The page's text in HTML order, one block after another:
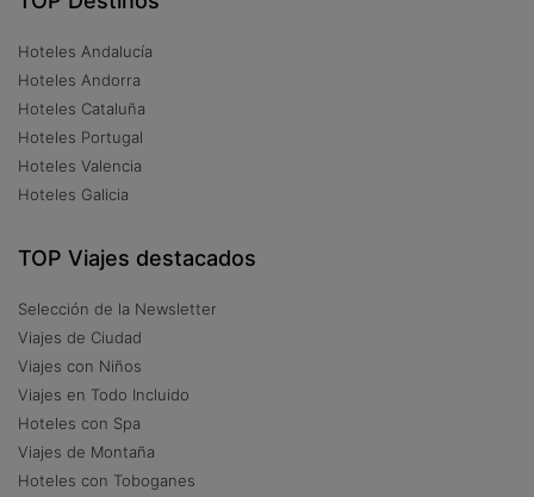
Hoteles Andalucía
Hoteles Andorra
Hoteles Cataluña
Hoteles Portugal
Hoteles Valencia
Hoteles Galicia
TOP Viajes destacados
Selección de la Newsletter
Viajes de Ciudad
Viajes con Niños
Viajes en Todo Incluido
Hoteles con Spa
Viajes de Montaña
Hoteles con Toboganes